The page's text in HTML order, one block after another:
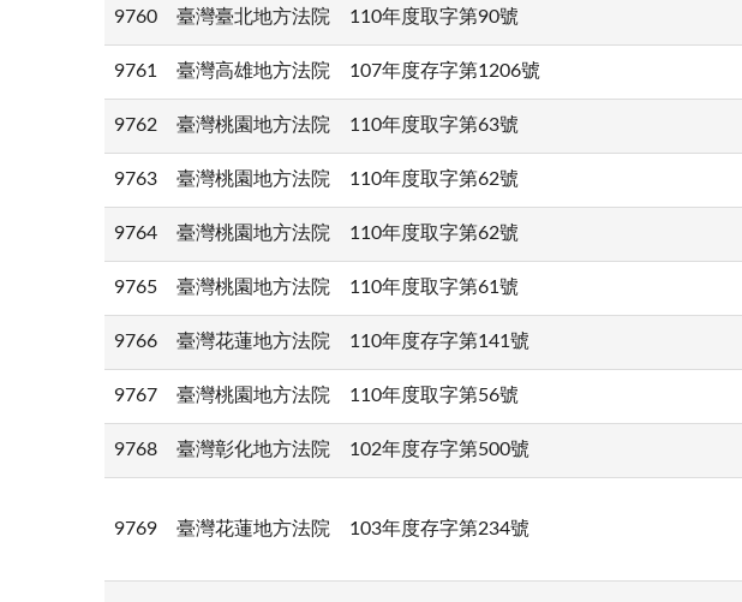
9760 臺灣臺北地方法院 110年度取字第90號
9761 臺灣高雄地方法院 107年度存字第1206號
9762 臺灣桃園地方法院 110年度取字第63號
9763 臺灣桃園地方法院 110年度取字第62號
9764 臺灣桃園地方法院 110年度取字第62號
9765 臺灣桃園地方法院 110年度取字第61號
9766 臺灣花蓮地方法院 110年度存字第141號
9767 臺灣桃園地方法院 110年度取字第56號
9768 臺灣彰化地方法院 102年度存字第500號
9769 臺灣花蓮地方法院 103年度存字第234號